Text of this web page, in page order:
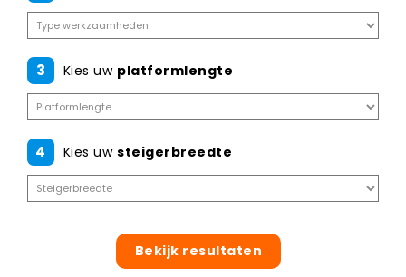
3 Kies uw platformlengte
4 Kies uw steigerbreedte
Bekijk resultaten